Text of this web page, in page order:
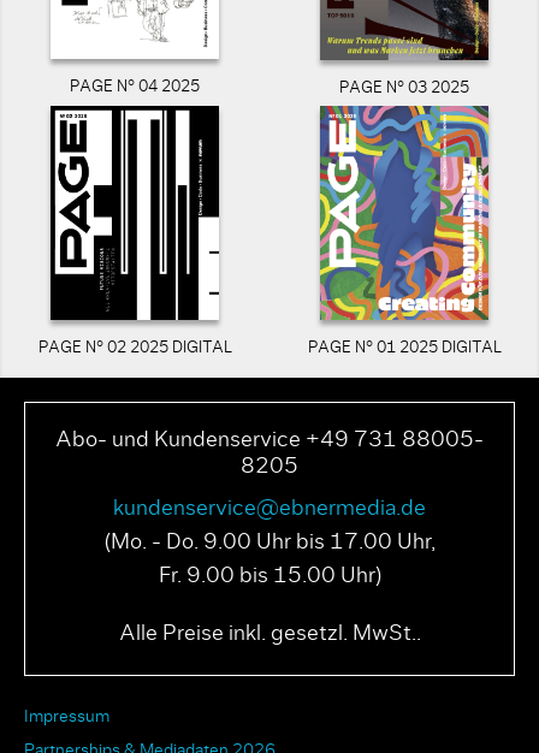
PAGE N° 04 2025 PAGE N° 03 2025
PAGE N° 02 2025 DIGITAL PAGE N° 01 2025 DIGITAL
Abo- und Kundenservice +49 731 88005-
8205
kundenservice@ebnermedia.de
(Mo. - Do. 9.00 Uhr bis 17.00 Uhr,
Fr. 9.00 bis 15.00 Uhr)
Alle Preise inkl. gesetzl. MwSt..
Impressum